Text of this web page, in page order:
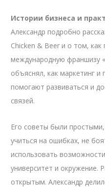
Истории бизнеса и
Александр подробно
Chicken & Beer и о том, как
международную франшизу
объяснял, как маркетинг и
помогают развиваться и
связей.
Его советы были
учиться на ошибках, не
использовать
университет и окружение.
открытым. Александр